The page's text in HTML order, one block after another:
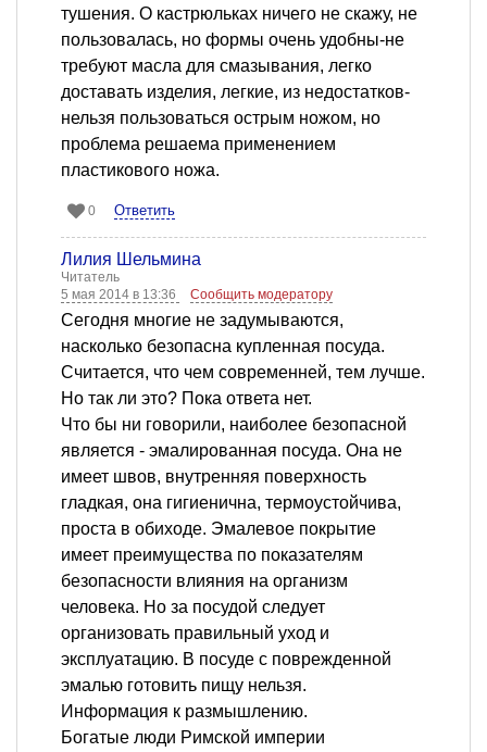
тушения. О кастрюльках ничего не скажу, не
пользовалась, но формы очень удобны-не
требуют масла для смазывания, легко
доставать изделия, легкие, из недостатков-
нельзя пользоваться острым ножом, но
проблема решаема применением
пластикового ножа.
0 Ответить
Лилия Шельмина
Читатель
5 мая 2014 в 13:36
Сообщить модератору
Сегодня многие не задумываются,
насколько безопасна купленная посуда.
Считается, что чем современней, тем лучше.
Но так ли это? Пока ответа нет.
Что бы ни говорили, наиболее безопасной
является - эмалированная посуда. Она не
имеет швов, внутренняя поверхность
гладкая, она гигиенична, термоустойчива,
проста в обиходе. Эмалевое покрытие
имеет преимущества по показателям
безопасности влияния на организм
человека. Но за посудой следует
организовать правильный уход и
эксплуатацию. В посуде с поврежденной
эмалью готовить пищу нельзя.
Информация к размышлению.
Богатые люди Римской империи